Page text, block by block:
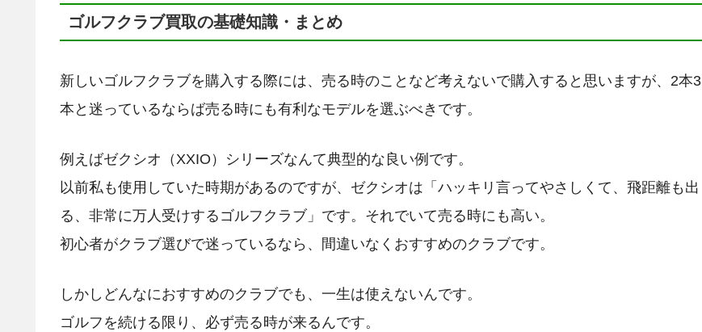
ゴルフクラブ買取の基礎知識・まとめ
新しいゴルフクラブを購入する際には、売る時のことなど考えないで購入すると思いますが、2本3
本と迷っているならば売る時にも有利なモデルを選ぶべきです。
例えばゼクシオ（XXIO）シリーズなんて典型的な良い例です。
以前私も使用していた時期があるのですが、ゼクシオは「ハッキリ言ってやさしくて、飛距離も出
る、非常に万人受けするゴルフクラブ」です。それでいて売る時にも高い。
初心者がクラブ選びで迷っているなら、間違いなくおすすめのクラブです。
しかしどんなにおすすめのクラブでも、一生は使えないんです。
ゴルフを続ける限り、必ず売る時が来るんです。